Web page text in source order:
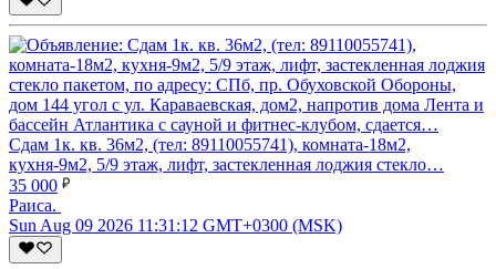
Сдам 1к. кв. 36м2, (тел: 89110055741), комната-18м2,
кухня-9м2, 5/9 этаж, лифт, застекленная лоджия стекло…
35 000
Раиса.
Sun Aug 09 2026 11:31:12 GMT+0300 (MSK)